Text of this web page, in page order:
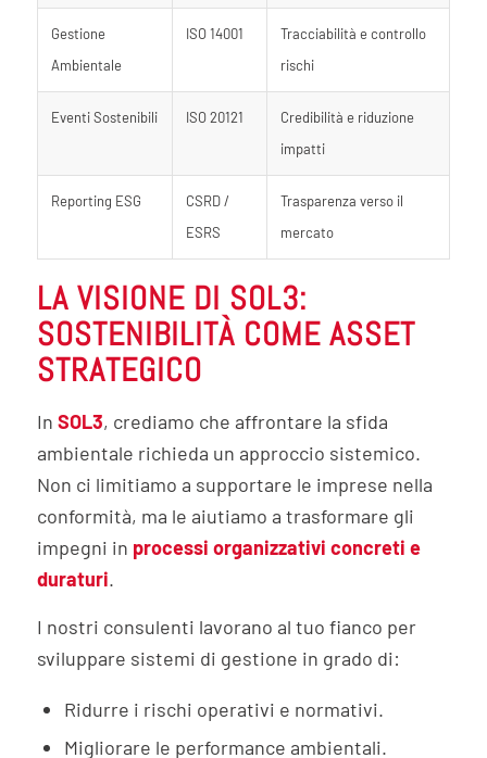
Gestione
Ambientale
ISO 14001
Tracciabilità e controllo
rischi
Eventi Sostenibili ISO 20121
Credibilità e riduzione
impatti
Reporting ESG
CSRD /
ESRS
Trasparenza verso il
mercato
LA VISIONE DI SOL3:
SOSTENIBILITÀ COME ASSET
STRATEGICO
In SOL3, crediamo che affrontare la sfida
ambientale richieda un approccio sistemico.
Non ci limitiamo a supportare le imprese nella
conformità, ma le aiutiamo a trasformare gli
impegni in processi organizzativi concreti e
duraturi.
I nostri consulenti lavorano al tuo fianco per
sviluppare sistemi di gestione in grado di:
Ridurre i rischi operativi e normativi.
Migliorare le performance ambientali.